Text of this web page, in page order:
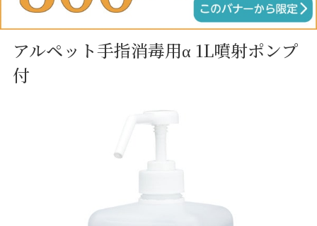
アルペット手指消毒用α 1L噴射ポンプ
付